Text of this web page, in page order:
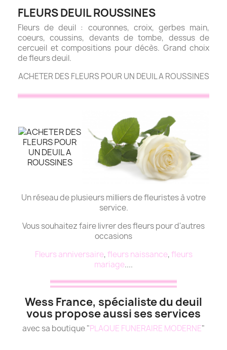
FLEURS DEUIL ROUSSINES
Fleurs de deuil : couronnes, croix, gerbes main,
coeurs, coussins, devants de tombe, dessus de
cercueil et compositions pour décès. Grand choix
de fleurs deuil.
ACHETER DES FLEURS POUR UN DEUIL A ROUSSINES
Un réseau de plusieurs milliers de fleuristes à votre
service.
Vous souhaitez faire livrer des fleurs pour d'autres
occasions
Fleurs anniversaire,fleurs naissance,fleurs
mariage....
Wess France, spécialiste du deuil
vous propose aussi ses services
avec sa boutique "PLAQUE FUNERAIRE MODERNE"